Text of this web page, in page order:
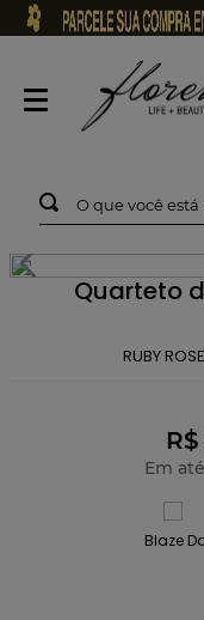
O que você está
Quarteto
RUBY ROSE
Em até
Blaze